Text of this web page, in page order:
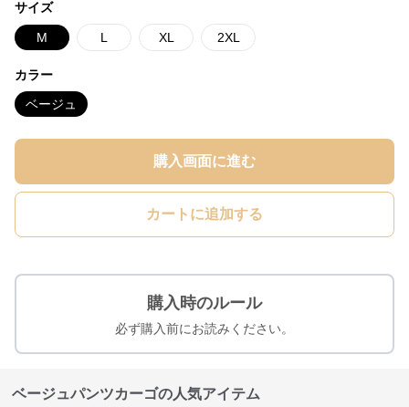
サイズ
M L XL 2XL
カラー
ベージュ
購入画面に進む
カートに追加する
購入時のルール
必ず購入前にお読みください。
ベージュパンツカーゴの人気アイテム